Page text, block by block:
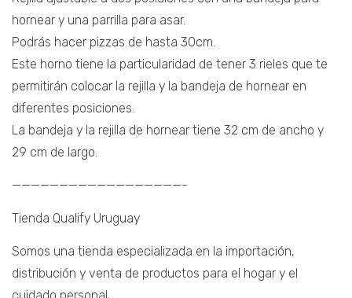
hornear y una parrilla para asar.
Podrás hacer pizzas de hasta 30cm.
Este horno tiene la particularidad de tener 3 rieles que te
permitirán colocar la rejilla y la bandeja de hornear en
diferentes posiciones.
La bandeja y la rejilla de hornear tiene 32 cm de ancho y
29 cm de largo.
——————————————————-
Tienda Qualify Uruguay
Somos una tienda especializada en la importación,
distribución y venta de productos para el hogar y el